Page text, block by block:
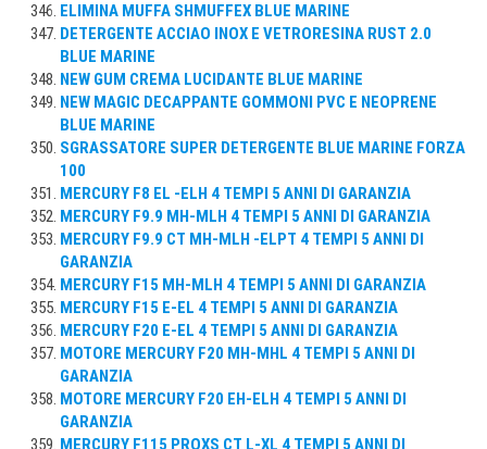
ELIMINA MUFFA SHMUFFEX BLUE MARINE
DETERGENTE ACCIAO INOX E VETRORESINA RUST 2.0
BLUE MARINE
NEW GUM CREMA LUCIDANTE BLUE MARINE
NEW MAGIC DECAPPANTE GOMMONI PVC E NEOPRENE
BLUE MARINE
SGRASSATORE SUPER DETERGENTE BLUE MARINE FORZA
100
MERCURY F8 EL -ELH 4 TEMPI 5 ANNI DI GARANZIA
MERCURY F9.9 MH-MLH 4 TEMPI 5 ANNI DI GARANZIA
MERCURY F9.9 CT MH-MLH -ELPT 4 TEMPI 5 ANNI DI
GARANZIA
MERCURY F15 MH-MLH 4 TEMPI 5 ANNI DI GARANZIA
MERCURY F15 E-EL 4 TEMPI 5 ANNI DI GARANZIA
MERCURY F20 E-EL 4 TEMPI 5 ANNI DI GARANZIA
MOTORE MERCURY F20 MH-MHL 4 TEMPI 5 ANNI DI
GARANZIA
MOTORE MERCURY F20 EH-ELH 4 TEMPI 5 ANNI DI
GARANZIA
MERCURY F115 PROXS CT L-XL 4 TEMPI 5 ANNI DI